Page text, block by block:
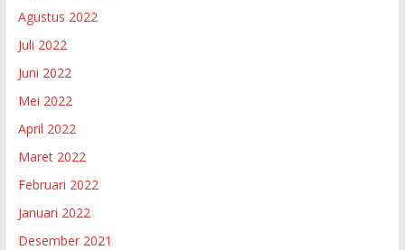
Agustus 2022
Juli 2022
Juni 2022
Mei 2022
April 2022
Maret 2022
Februari 2022
Januari 2022
Desember 2021